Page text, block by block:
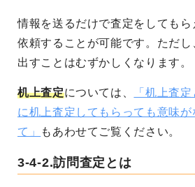
情報を送るだけで査定をしてもら
依頼することが可能です。ただ
出すことはむずかしくなります。
机上査定については、
「机上査
に机上査定してもらっても意味が
て」
もあわせてご覧ください。
3-4-2.訪問査定とは